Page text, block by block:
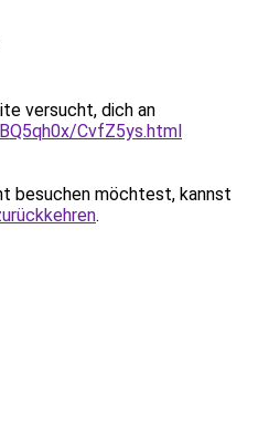
versucht, dich an
CvfZ5ys.html
besuchen möchtest, kannst
.